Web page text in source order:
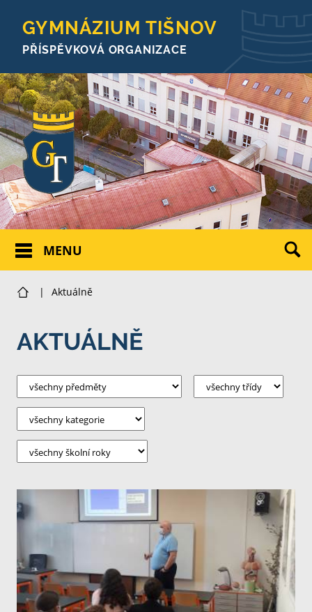
GYMNÁZIUM TIŠNOV
PŘÍSPĚVKOVÁ ORGANIZACE
MENU
| Aktuálně
AKTUÁLNĚ